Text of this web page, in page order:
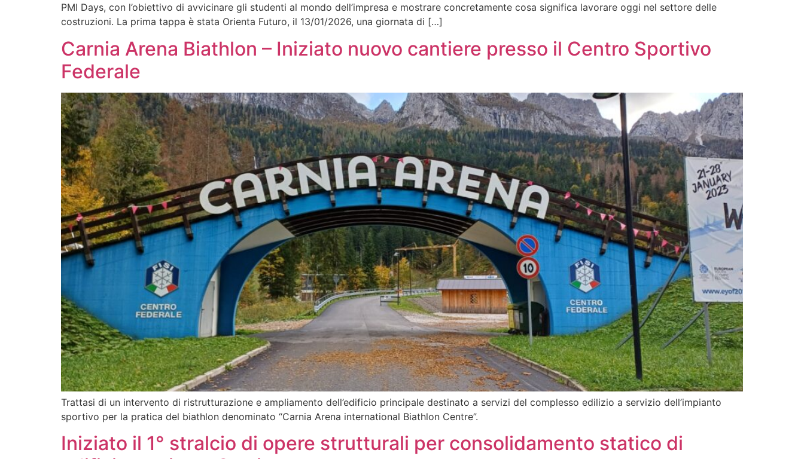
PMI Days, con l’obiettivo di avvicinare gli studenti al mondo dell’impresa e mostrare concretamente cosa significa lavorare oggi nel settore delle
costruzioni. La prima tappa è stata Orienta Futuro, il 13/01/2026, una giornata di […]
Carnia Arena Biathlon – Iniziato nuovo cantiere presso il Centro Sportivo
Federale
Trattasi di un intervento di ristrutturazione e ampliamento dell’edificio principale destinato a servizi del complesso edilizio a servizio dell’impianto
sportivo per la pratica del biathlon denominato “Carnia Arena international Biathlon Centre”.
Iniziato il 1° stralcio di opere strutturali per consolidamento statico di